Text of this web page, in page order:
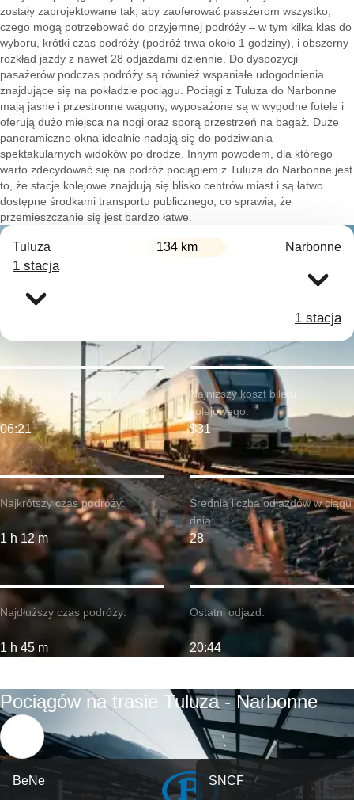
zostały zaprojektowane tak, aby zaoferować pasażerom wszystko,
czego mogą potrzebować do przyjemnej podróży – w tym kilka klas do
wyboru, krótki czas podróży (podróż trwa około 1 godziny), i obszerny
rozkład jazdy z nawet 28 odjazdami dziennie. Do dyspozycji
pasażerów podczas podróży są również wspaniałe udogodnienia
znajdujące się na pokładzie pociągu. Pociągi z Tuluza do Narbonne
mają jasne i przestronne wagony, wyposażone są w wygodne fotele i
oferują dużo miejsca na nogi oraz sporą przestrzeń na bagaż. Duże
panoramiczne okna idealnie nadają się do podziwiania
spektakularnych widoków po drodze. Innym powodem, dla którego
warto zdecydować się na podróż pociągiem z Tuluza do Narbonne jest
to, że stacje kolejowe znajdują się blisko centrów miast i są łatwo
dostępne środkami transportu publicznego, co sprawia, że
przemieszczanie się jest bardzo łatwe.
Tuluza 134 km Narbonne
1 stacja
1 stacja
Najkrótszy czas podróży:
1 h 12 m
Najwcześniejszy wyjazd:
06:21
Najdłuższy czas podróży:
1 h 45 m
Najniższy koszt biletu
kolejowego:
$31
Średnia liczba odjazdów w ciągu
dnia:
28
Ostatni odjazd:
20:44
Pociągów na trasie Tuluza - Narbonne
BeNe SNCF